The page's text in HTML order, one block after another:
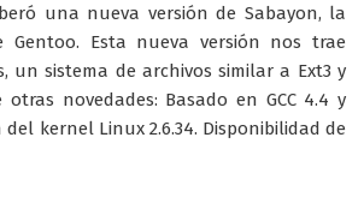
una nueva versión de Sabayon, la
Gentoo. Esta nueva versión nos trae
un sistema de archivos similar a Ext3 y
otras novedades: Basado en GCC 4.4 y
del kernel Linux 2.6.34. Disponibilidad de